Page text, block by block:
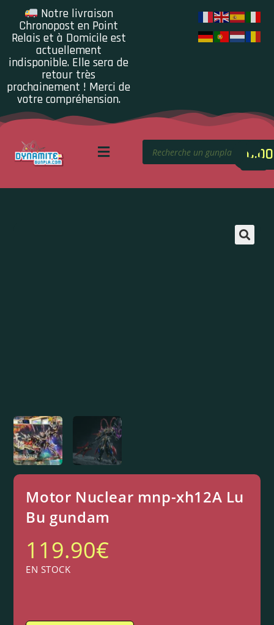
Notre livraison
Chronopost en Point
Relais et à Domicile est
actuellement
indisponible. Elle sera de
retour très
prochainement ! Merci de
votre compréhension.
0.00
Motor Nuclear mnp-xh12A Lu
Bu gundam
119.90€
EN STOCK